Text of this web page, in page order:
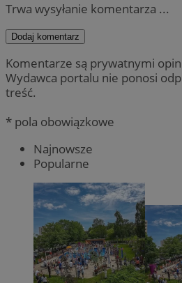
Trwa wysyłanie komentarza ...
Dodaj komentarz
Komentarze są prywatnymi
Wydawca portalu nie ponosi
treść.
* pola obowiązkowe
Najnowsze
Popularne